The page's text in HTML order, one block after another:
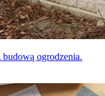
ogrodzenia.